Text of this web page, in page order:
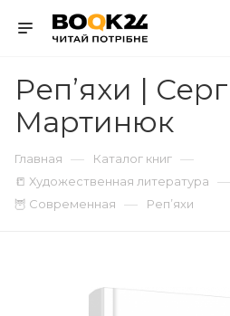
Реп’яхи |
Мартинюк
Главная — Каталог книг —
📒 Художественная литература —
🦉 Современная — Реп’яхи